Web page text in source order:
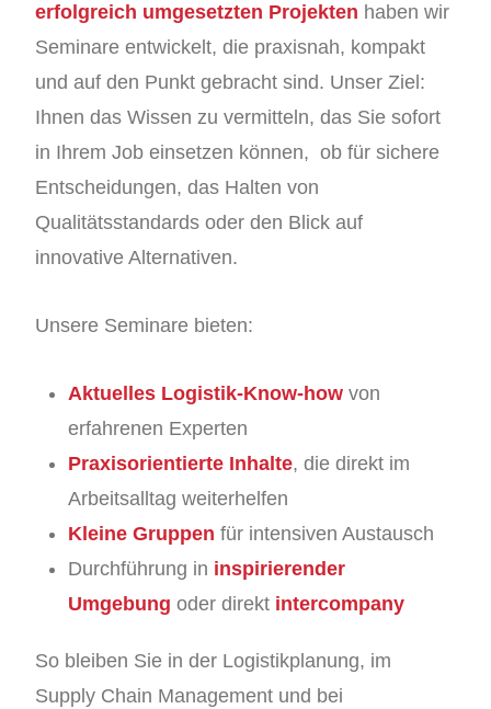
erfolgreich umgesetzten Projekten haben wir
Seminare entwickelt, die praxisnah, kompakt
und auf den Punkt gebracht sind. Unser Ziel:
Ihnen das Wissen zu vermitteln, das Sie sofort
in Ihrem Job einsetzen können, ob für sichere
Entscheidungen, das Halten von
Qualitätsstandards oder den Blick auf
innovative Alternativen.
Unsere Seminare bieten:
Aktuelles Logistik-Know-howvon
erfahrenen Experten
Praxisorientierte Inhalte, die direkt im
Arbeitsalltag weiterhelfen
Kleine Gruppenfür intensiven Austausch
Durchführung in inspirierender
Umgebung oder direkt intercompany
So bleiben Sie in der Logistikplanung, im
Supply Chain Management und bei